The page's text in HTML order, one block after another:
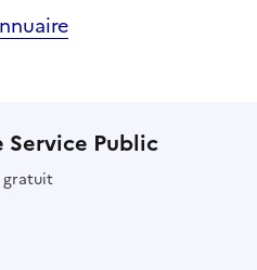
Public
gratuit